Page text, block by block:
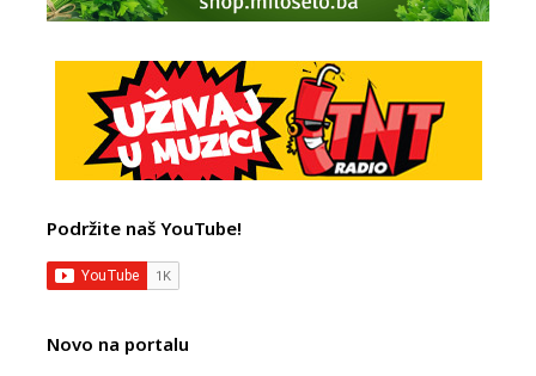
Podržite naš YouTube!
Novo na portalu